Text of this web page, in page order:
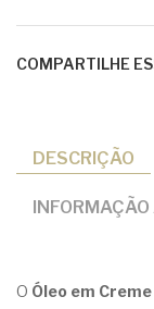
COMPARTILHE
DESCRIÇÃO
O Óleo em